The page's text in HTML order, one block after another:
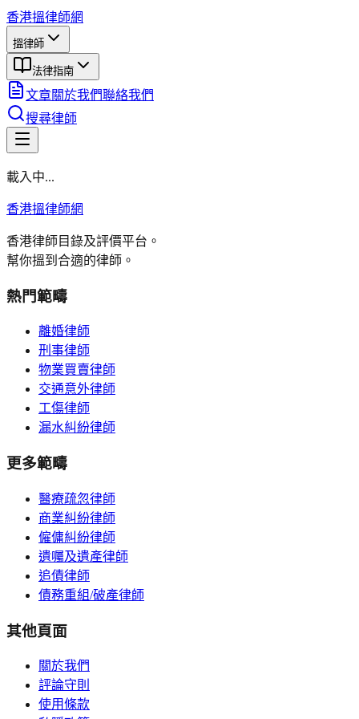
香港搵律師網
搵律師
法律指南
文章關於我們聯絡我們
搜尋律師
載入中...
香港搵律師網
香港律師目錄及評價平台。
幫你搵到合適的律師。
熱門範疇
離婚律師
刑事律師
物業買賣律師
交通意外律師
工傷律師
漏水糾紛律師
更多範疇
醫療疏忽律師
商業糾紛律師
僱傭糾紛律師
遺囑及遺產律師
追債律師
債務重組/破產律師
其他頁面
關於我們
評論守則
使用條款